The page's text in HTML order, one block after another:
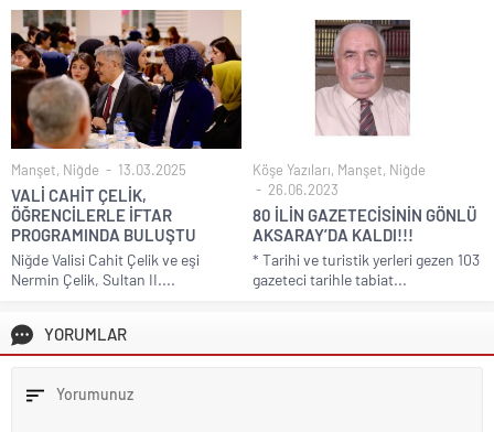
Manşet, Niğde 13.03.2025
VALİ CAHİT ÇELİK,
ÖĞRENCİLERLE İFTAR
PROGRAMINDA BULUŞTU
Niğde Valisi Cahit Çelik ve eşi
Nermin Çelik, Sultan II....
Köşe Yazıları, Manşet, Niğde
26.06.2023
80 İLİN GAZETECİSİNİN GÖNLÜ
AKSARAY’DA KALDI!!!
* Tarihi ve turistik yerleri gezen 103
gazeteci tarihle tabiat...
YORUMLAR